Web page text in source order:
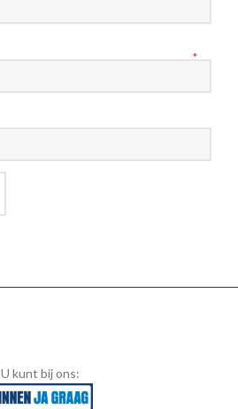
*
U kunt bij ons: